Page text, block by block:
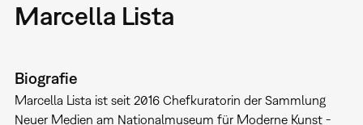
Marcella Lista
Biografie
Marcella Lista ist seit 2016 Chefkuratorin der Sammlung
Neuer Medien am Nationalmuseum für Moderne Kunst -